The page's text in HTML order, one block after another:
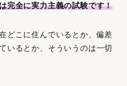
完全に実力主義の試験です！
どこに住んでいるとか、偏差
いるとか、そういうのは一切